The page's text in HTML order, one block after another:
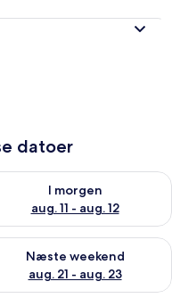
datoer
- aug. 11
I morgen
aug. 11 - aug. 12
tilgængelighed for i
aug. 14 - aug. 16
Næste weekend
aug. 21 - aug. 23
tilgængelighed for næste